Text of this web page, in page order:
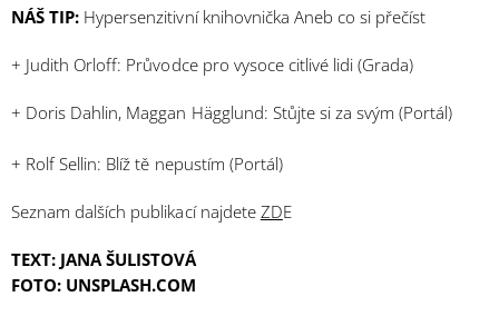
NÁŠ TIP: Hypersenzitivní knihovnička Aneb co si přečíst
+ Judith Orloff: Průvodce pro vysoce citlivé lidi (Grada)
+ Doris Dahlin, Maggan Hägglund: Stůjte si za svým (Portál)
+ Rolf Sellin: Blíž tě nepustím (Portál)
Seznam dalších publikací najdete ZDE
TEXT: JANA ŠULISTOVÁ
FOTO: UNSPLASH.COM